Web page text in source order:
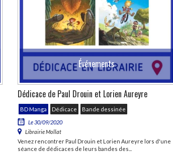
Événements
Dédicace de Paul Drouin et Lorien Aureyre
BD Manga Dédicace
Bande dessinée
Le 30/09/2020
Librairie Mollat
Venez rencontrer Paul Drouin et Lorien Aureyre lors d'une
séance de dédicaces de leurs bandes des...